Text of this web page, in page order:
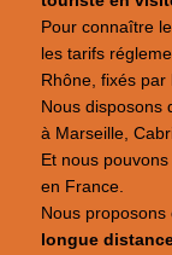
Pour connaître
les tarifs
Rhône, fixés par
Nous disposons
à Marseille,
Et nous
en France.
Nous proposons
longue